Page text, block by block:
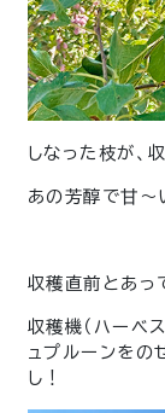
しなった枝が、
あの芳醇で甘〜
収穫直前とあっ
収穫機（ハーベ
ュプルーンを
し！